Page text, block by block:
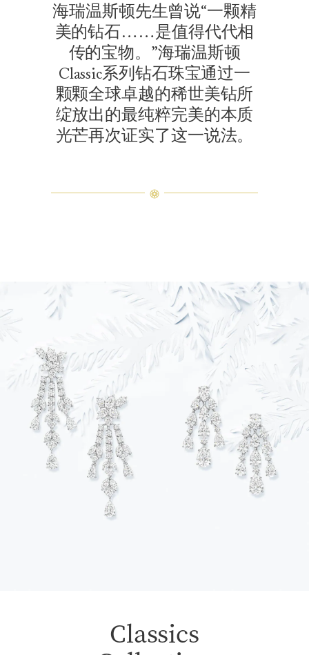
海瑞温斯顿先生曾说“一颗精
美的钻石……是值得代代相
传的宝物。”海瑞温斯顿
Classic系列钻石珠宝通过一
颗颗全球卓越的稀世美钻所
绽放出的最纯粹完美的本质
光芒再次证实了这一说法。
Classics